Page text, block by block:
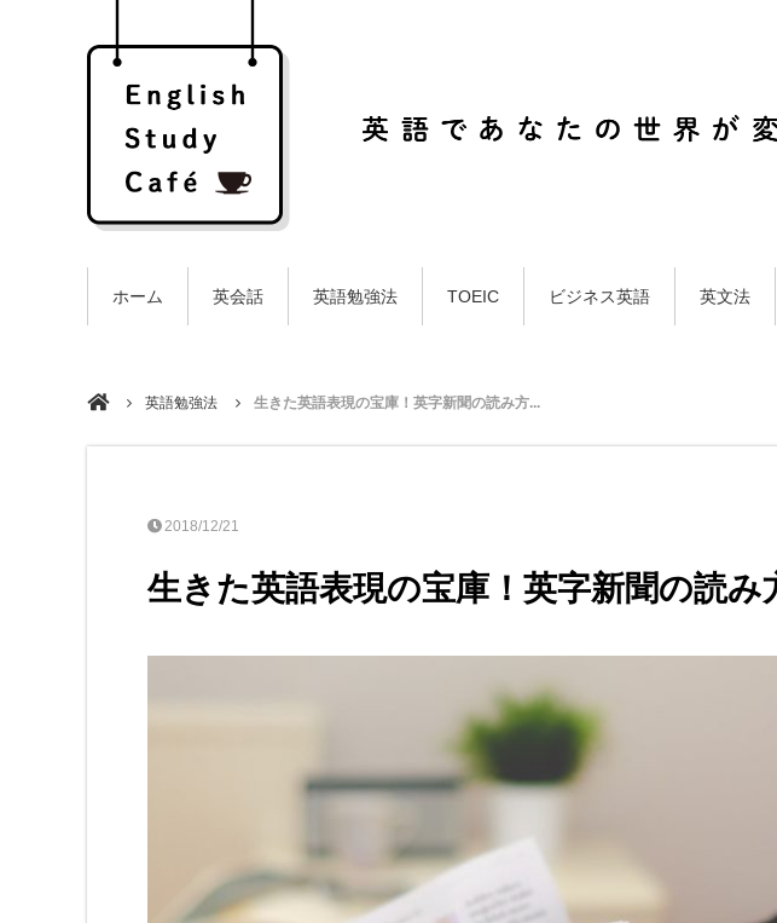
ホーム 英会話 英語勉強法 TOEIC ビジネス英語 英文法
英語勉強法 生きた英語表現の宝庫！英字新聞の読み方...
2018/12/21
生きた英語表現の宝庫！英字新聞の読み